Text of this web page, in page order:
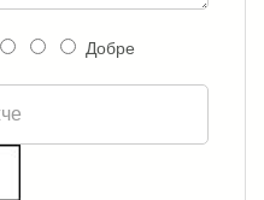
Добре